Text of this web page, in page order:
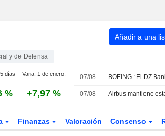
Añadir a una
y de Defensa
días Varia. 1 de enero.
% +7,97 %
07/08
07/08
Finanzas Valoración Consenso